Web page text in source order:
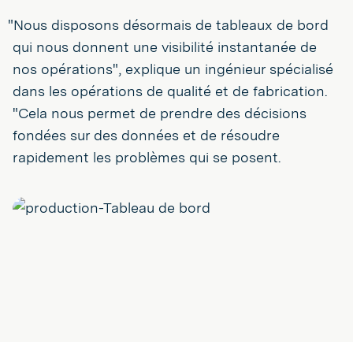
"Nous disposons désormais de tableaux de bord
qui nous donnent une visibilité instantanée de
nos opérations", explique un ingénieur spécialisé
dans les opérations de qualité et de fabrication.
"Cela nous permet de prendre des décisions
fondées sur des données et de résoudre
rapidement les problèmes qui se posent.